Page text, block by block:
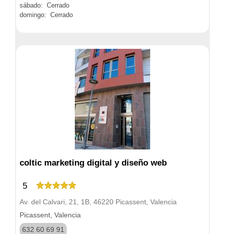
sábado: Cerrado
domingo: Cerrado
coltic marketing digital y diseño web
5
Av. del Calvari, 21, 1B, 46220 Picassent, Valencia
Picassent, Valencia
632 60 69 91